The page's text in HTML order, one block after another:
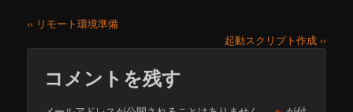
‹‹ リモート環境準備
起動スクリプト作成 ››
コメントを残す